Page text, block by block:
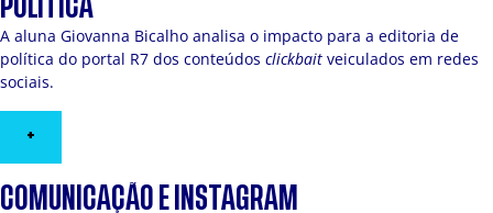
POLÍTICA
A aluna Giovanna Bicalho analisa o impacto para a editoria de
política do portal R7 dos conteúdos clickbait veiculados em redes
sociais.
+
COMUNICAÇÃO E INSTAGRAM